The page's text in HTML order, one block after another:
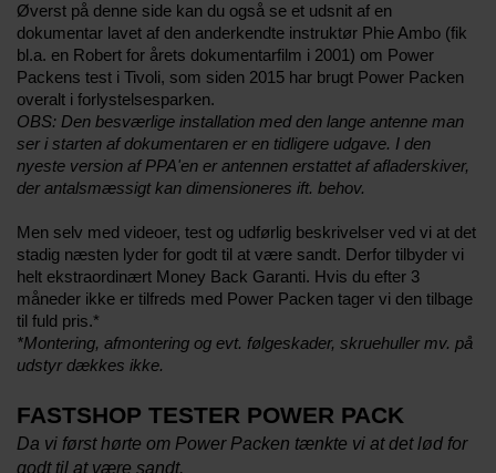
Øverst på denne side kan du også se et udsnit af en
dokumentar lavet af den anderkendte instruktør Phie Ambo (fik
bl.a. en Robert for årets dokumentarfilm i 2001) om Power
Packens test i Tivoli, som siden 2015 har brugt Power Packen
overalt i forlystelsesparken.
OBS: Den besværlige installation med den lange antenne man
ser i starten af dokumentaren er en tidligere udgave. I den
nyeste version af PPA'en er antennen erstattet af afladerskiver,
der antalsmæssigt kan dimensioneres ift. behov.
Men selv med videoer, test og udførlig beskrivelser ved vi at det
stadig næsten lyder for godt til at være sandt. Derfor tilbyder vi
helt ekstraordinært Money Back Garanti. Hvis du efter 3
måneder ikke er tilfreds med Power Packen tager vi den tilbage
til fuld pris.*
*Montering, afmontering og evt. følgeskader, skruehuller mv. på
udstyr dækkes ikke.
FASTSHOP TESTER POWER PACK
Da vi først hørte om Power Packen tænkte vi at det lød for
godt til at være sandt.